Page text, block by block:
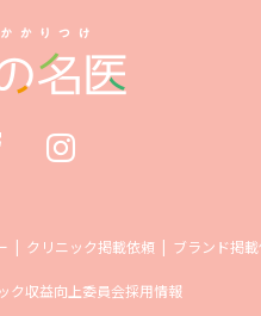
クリニック掲載依頼 ブランド掲
ク収益向上委員会採用情報